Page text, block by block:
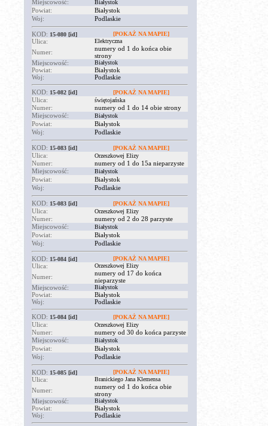
Miejscowość: Białystok
Powiat:
Białystok
Woj:
Podlaskie
KOD: 15-080 [id] [POKAŻ NA MAPIE]
Ulica: Elektryczna
Numer:
numery od 1 do końca obie
strony
Miejscowość:
Białystok
Powiat:
Białystok
Woj:
Podlaskie
KOD: 15-082 [id] [POKAŻ NA MAPIE]
Ulica: świętojańska
Numer:
numery od 1 do 14 obie strony
Miejscowość:
Białystok
Powiat:
Białystok
Woj:
Podlaskie
KOD: 15-083 [id] [POKAŻ NA MAPIE]
Ulica: Orzeszkowej Elizy
Numer:
numery od 1 do 15a nieparzyste
Miejscowość:
Białystok
Powiat:
Białystok
Woj:
Podlaskie
KOD: 15-083 [id] [POKAŻ NA MAPIE]
Ulica: Orzeszkowej Elizy
Numer:
numery od 2 do 28 parzyste
Miejscowość:
Białystok
Powiat:
Białystok
Woj:
Podlaskie
KOD: 15-084 [id] [POKAŻ NA MAPIE]
Ulica: Orzeszkowej Elizy
Numer:
numery od 17 do końca
nieparzyste
Miejscowość:
Białystok
Powiat:
Białystok
Woj:
Podlaskie
KOD: 15-084 [id] [POKAŻ NA MAPIE]
Ulica: Orzeszkowej Elizy
Numer:
numery od 30 do końca parzyste
Miejscowość:
Białystok
Powiat:
Białystok
Woj:
Podlaskie
KOD: 15-085 [id] [POKAŻ NA MAPIE]
Ulica: Branickiego Jana Klemensa
Numer:
numery od 1 do końca obie
strony
Miejscowość:
Białystok
Powiat:
Białystok
Woj:
Podlaskie